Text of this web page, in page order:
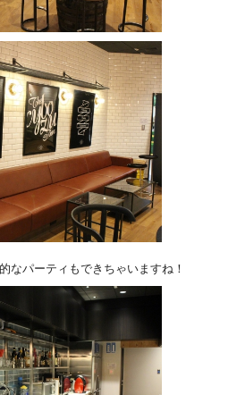
なパーティもできちゃいますね！